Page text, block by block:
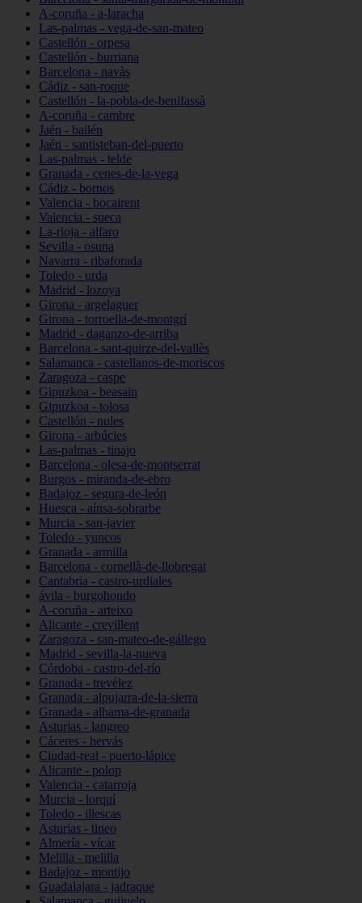
A-coruña - a-laracha
Las-palmas - vega-de-san-mateo
Castellón - orpesa
Castellón - burriana
Barcelona - navàs
Cádiz - san-roque
Castellón - la-pobla-de-benifassà
A-coruña - cambre
Jaén - bailén
Jaén - santisteban-del-puerto
Las-palmas - telde
Granada - cenes-de-la-vega
Cádiz - bornos
Valencia - bocairent
Valencia - sueca
La-rioja - alfaro
Sevilla - osuna
Navarra - ribaforada
Toledo - urda
Madrid - lozoya
Girona - argelaguer
Girona - torroella-de-montgrí
Madrid - daganzo-de-arriba
Barcelona - sant-quirze-del-vallès
Salamanca - castellanos-de-moriscos
Zaragoza - caspe
Gipuzkoa - beasain
Gipuzkoa - tolosa
Castellón - nules
Girona - arbúcies
Las-palmas - tinajo
Barcelona - olesa-de-montserrat
Burgos - miranda-de-ebro
Badajoz - segura-de-león
Huesca - aínsa-sobrarbe
Murcia - san-javier
Toledo - yuncos
Granada - armilla
Barcelona - cornellà-de-llobregat
Cantabria - castro-urdiales
ávila - burgohondo
A-coruña - arteixo
Alicante - crevillent
Zaragoza - san-mateo-de-gállego
Madrid - sevilla-la-nueva
Córdoba - castro-del-río
Granada - trevélez
Granada - alpujarra-de-la-sierra
Granada - alhama-de-granada
Asturias - langreo
Cáceres - hervás
Ciudad-real - puerto-lápice
Alicante - polop
Valencia - catarroja
Murcia - lorquí
Toledo - illescas
Asturias - tineo
Almería - vícar
Melilla - melilla
Badajoz - montijo
Guadalajara - jadraque